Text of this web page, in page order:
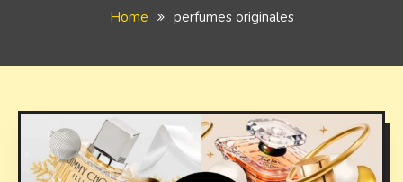
Home perfumes originales